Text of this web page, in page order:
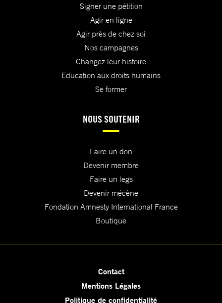
Signer une pétition
Agir en ligne
Agir près de chez soi
Nos campagnes
Changez leur histoire
Education aux droits humains
Se former
NOUS SOUTENIR
Faire un don
Devenir membre
Faire un legs
Devenir mécène
Fondation Amnesty International France
Boutique
Contact
Mentions Légales
Politique de confidentialité